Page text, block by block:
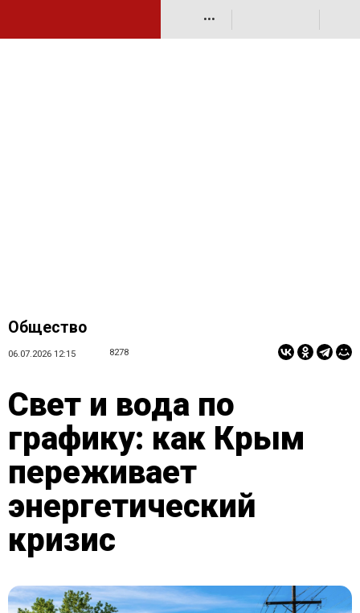
•••
Общество
06.07.2026 12:15 8278
Свет и вода по
графику: как Крым
переживает
энергетический
кризис